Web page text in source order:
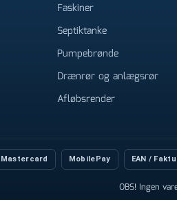
Faskiner
Septiktanke
Pumpebrønde
Drænrør og anlægsrør
Afløbsrender
Mastercard MobilePay EAN /
OBS! Ingen